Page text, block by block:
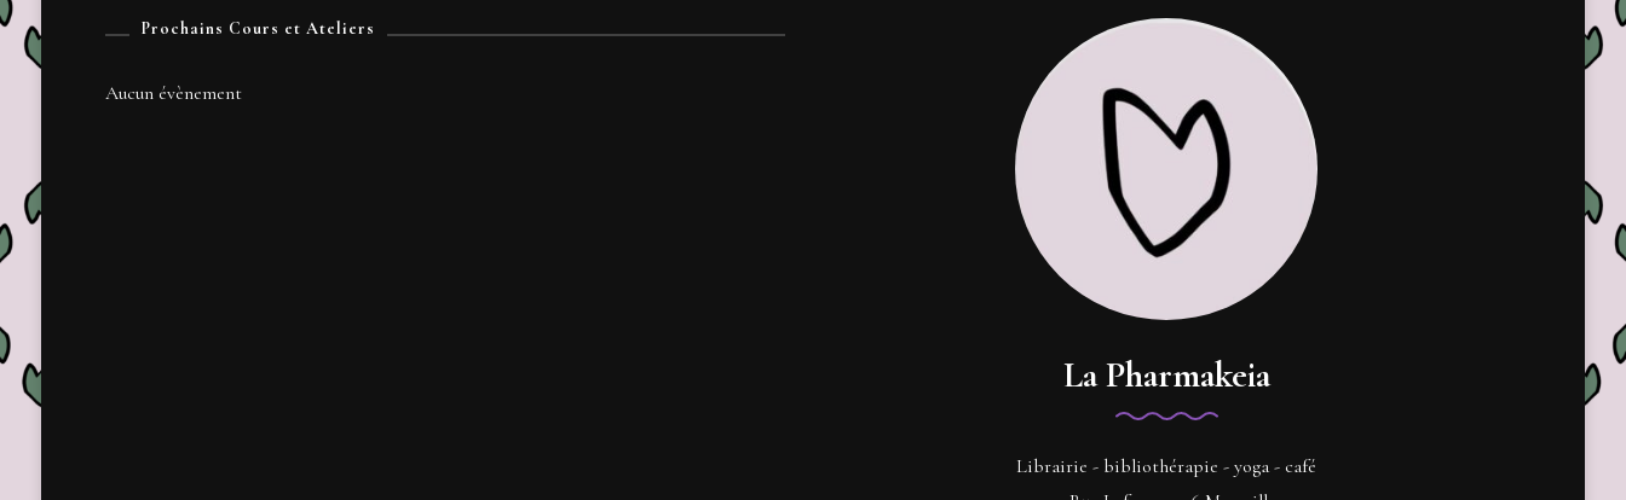
Prochains Cours et Ateliers
Aucun évènement
La Pharmakeia
Librairie - bibliothérapie - yoga - café